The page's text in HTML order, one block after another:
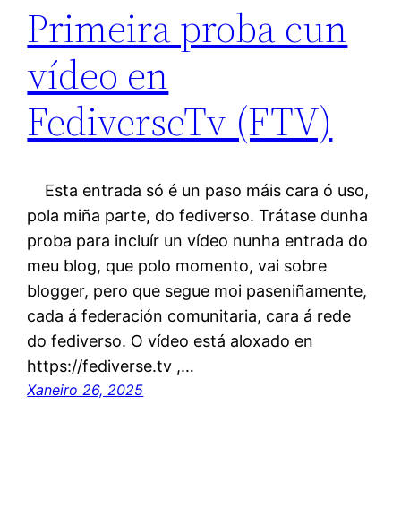
Primeira proba cun
vídeo en
FediverseTv (FTV)
Esta entrada só é un paso máis cara ó uso,
pola miña parte, do fediverso. Trátase dunha
proba para incluír un vídeo nunha entrada do
meu blog, que polo momento, vai sobre
blogger, pero que segue moi paseniñamente,
cada á federación comunitaria, cara á rede
do fediverso. O vídeo está aloxado en
https://fediverse.tv ,…
Xaneiro 26, 2025